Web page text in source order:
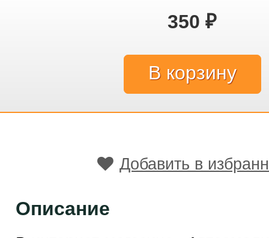
350 ₽
Добавить в
Описание